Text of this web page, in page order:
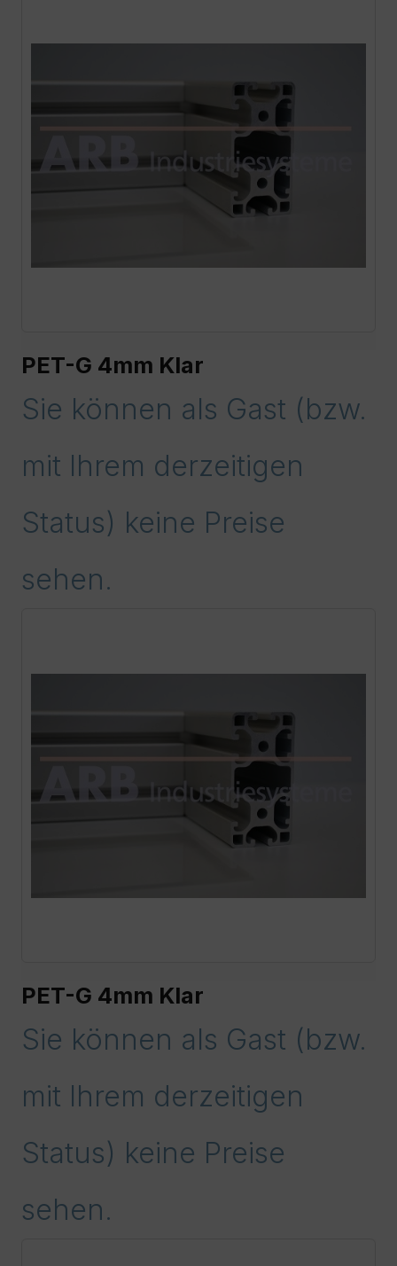
PET-G 4mm Klar
Sie können als Gast (bzw.
mit Ihrem derzeitigen
Status) keine Preise
sehen.
PET-G 4mm Klar
Sie können als Gast (bzw.
mit Ihrem derzeitigen
Status) keine Preise
sehen.